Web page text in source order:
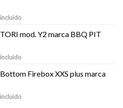
mod. Y2 marca BBQ PIT
Firebox XXS plus marca